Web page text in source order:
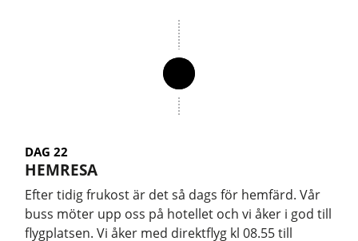
DAG 22
HEMRESA
Efter tidig frukost är det så dags för hemfärd. Vår
buss möter upp oss på hotellet och vi åker i god till
flygplatsen. Vi åker med direktflyg kl 08.55 till